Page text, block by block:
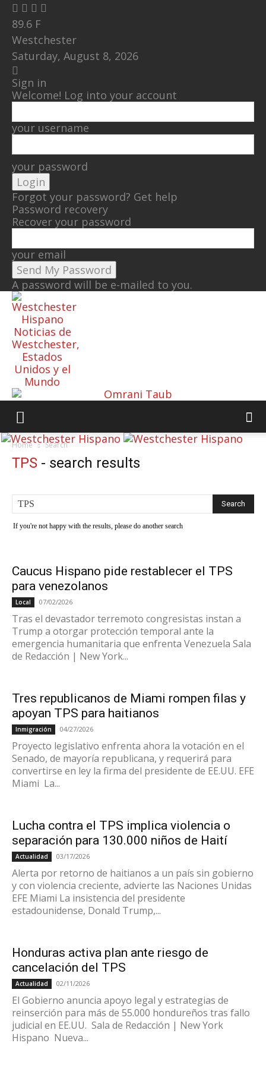
89.6 F
Westchester
Saturday, August 8, 2026
Sign in
Welcome! Log into your account
your username
your password
Forgot your password? Get help
Password recovery
Recover your password
your email
A password will be e-mailed to you.
Noticias de
Westchester,
Estados
Unidos y el
Mundo
Home Search
TPS - search results
If you're not happy with the results, please do another search
Caucus Hispano pide restablecer el TPS
para venezolanos
Local 07/02/2026
Tras el devastador terremoto congresistas instan a
Trump a otorgar protección temporal ante la
emergencia humanitaria que enfrenta Venezuela Sala
de Redacción | New York...
Tres republicanos de Miami rompen filas y
apoyan TPS para haitianos
Inmigración 04/27/2026
Proyecto legislativo enfrenta ahora la votación en el
Senado, de mayoría republicana, y requerirá para
convertirse en ley la firma del presidente de EE.UU. EFE
Miami La...
Lucha contra el TPS implica violencia o
separación para 130.000 niños de Haití
Actualidad 03/17/2026
Alerta por retorno de haitianos a un país sin gobierno
y con violencia creciente, advierte las Naciones Unidas
EFE Miami La insistencia del presidente
estadounidense, Donald Trump,...
Honduras activa plan ante riesgo de
cancelación del TPS
Actualidad 02/11/2026
El Gobierno anuncia apoyo legal y estrategias de
reinserción para más de 55.000 hondureños tras fallo
judicial en EE.UU. Sala de Redacción | New York
Hispano Nueva...